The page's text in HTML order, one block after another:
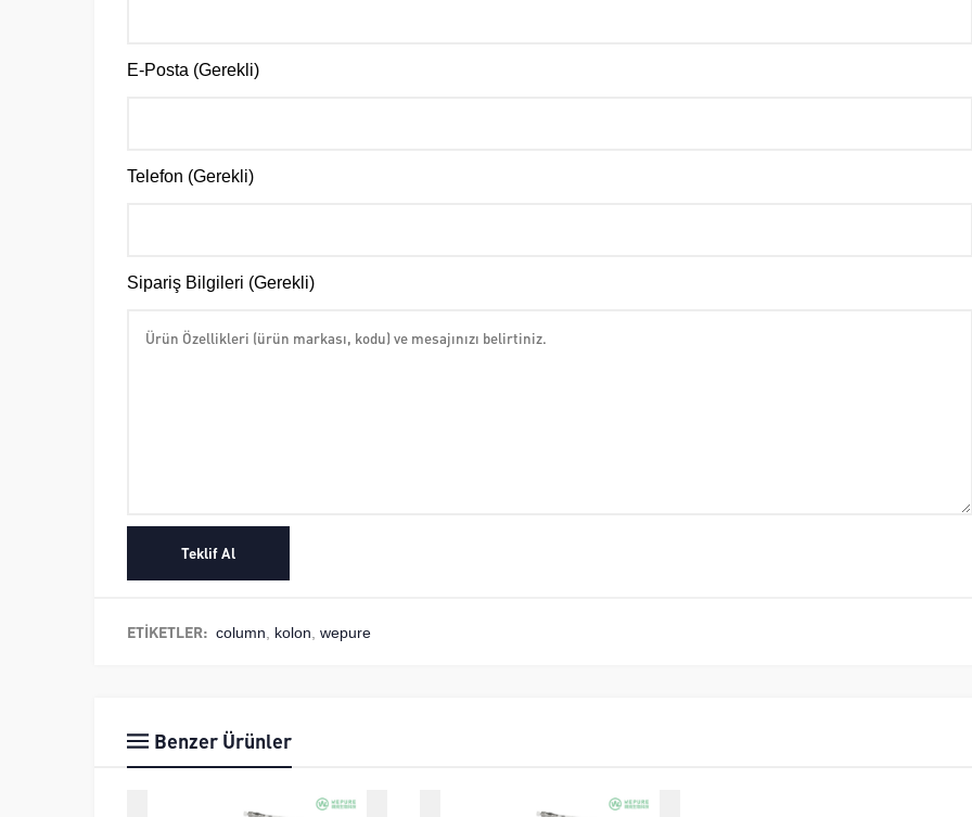
E-Posta (Gerekli)
Telefon (Gerekli)
Sipariş Bilgileri (Gerekli)
ETİKETLER: column kolon wepure
Benzer Ürünler